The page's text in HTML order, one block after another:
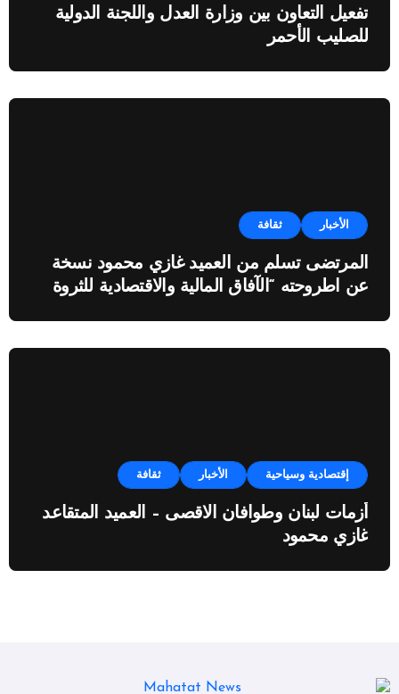
تفعيل التعاون بين وزارة العدل واللجنة الدولية
للصليب الأحمر
الأخبار ثقافة
المرتضى تسلم من العميد غازي محمود نسخة
عن اطروحته “الآفاق المالية والاقتصادية للثروة
إقتصادية وسياحية الأخبار ثقافة
أزمات لبنان وطوافان الاقصى – العميد المتقاعد
غازي محمود